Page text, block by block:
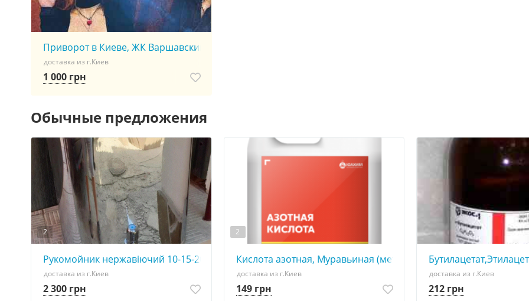
Приворот в Киеве, ЖК Варшавский микрорайон, личный прием в Киеве, отворот в Киеве, гадание,
доставка из г.Киев
1 000 грн
Обычные предложения
2
Рукомойник нержавіючий 10-15-20л
доставка из г.Киев
2 300 грн
2
Кислота азотная, Муравьиная (метановая) кислота 85%
доставка из г.Киев
149 грн
доставка из г.Киев
212 грн